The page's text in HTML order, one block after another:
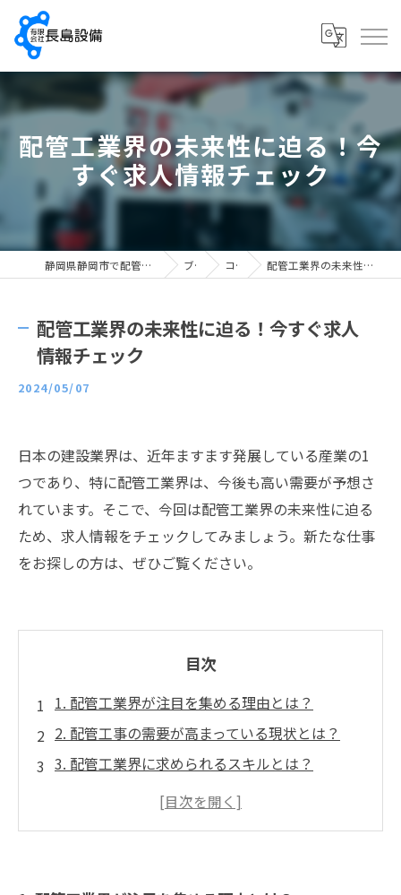
配管工業界の未来性に迫る！今
すぐ求人情報チェック
静岡県静岡市で配管工の求人なら有限会社長島設備 ブログ コラム 配管工業界の未来性に迫る！今すぐ求人情報チェック
配管工業界の未来性に迫る！今すぐ求人
情報チェック
2024/05/07
日本の建設業界は、近年ますます発展している産業の1
つであり、特に配管工業界は、今後も高い需要が予想さ
れています。そこで、今回は配管工業界の未来性に迫る
ため、求人情報をチェックしてみましょう。新たな仕事
をお探しの方は、ぜひご覧ください。
目次
1. 配管工業界が注目を集める理由とは？
2. 配管工事の需要が高まっている現状とは？
3. 配管工業界に求められるスキルとは？
4. 配管工業界で求められる人材の特徴とは？